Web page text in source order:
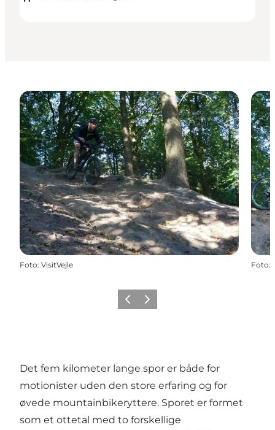
Foto: VisitVejle Foto:
Forrige billede
Næste billede
Det fem kilometer lange spor er både for
motionister uden den store erfaring og for
øvede mountainbikeryttere. Sporet er formet
som et ottetal med to forskellige